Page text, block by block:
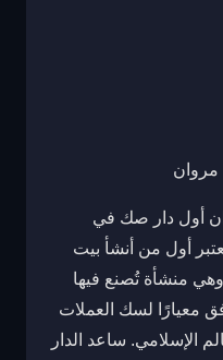
مروان
أول دار صك في
أول من أنشأ بيت
وهي منشأة تُصنع فيها
معيارًا لسك العملات
الإسلامي. ساعد الدار